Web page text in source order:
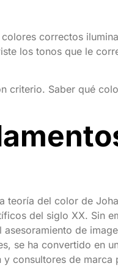
correctos
los tonos que le
criterio. Saber qué
teoría del color de
del siglo XX. Sin
de
se ha convertido en
consultores de marca